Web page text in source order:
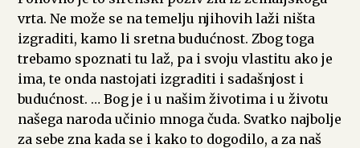
vrta. Ne može se na temelju njihovih laži ništa
izgraditi, kamo li sretna budućnost. Zbog toga
trebamo spoznati tu laž, pa i svoju vlastitu ako je
ima, te onda nastojati izgraditi i sadašnjost i
budućnost. … Bog je i u našim životima i u životu
našega naroda učinio mnoga čuda. Svatko najbolje
za sebe zna kada se i kako to dogodilo, a za naš